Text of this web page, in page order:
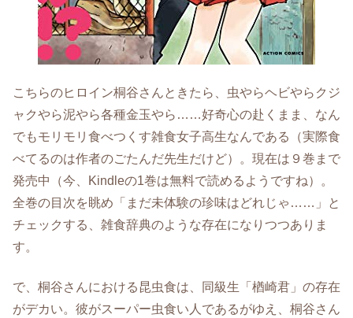
こちらのヒロイン桐谷さんときたら、虫やらヘビやらクジ
ャクやら泥やら各種金玉やら……好奇心の赴くまま、なん
でもモリモリ食べつくす雑食女子高生なんである（実際食
べてるのは作者のごたんだ先生だけど）。現在は９巻まで
発売中（今、Kindleの1巻は無料で読めるようですね）。
全巻の目次を眺め「まだ未体験の珍味はどれじゃ……」と
チェックする、雑食辞典のような存在になりつつありま
す。
で、桐谷さんにおける昆虫食は、同級生「楢崎君」の存在
がデカい。彼がスーパー虫食い人であるがゆえ、桐谷さん